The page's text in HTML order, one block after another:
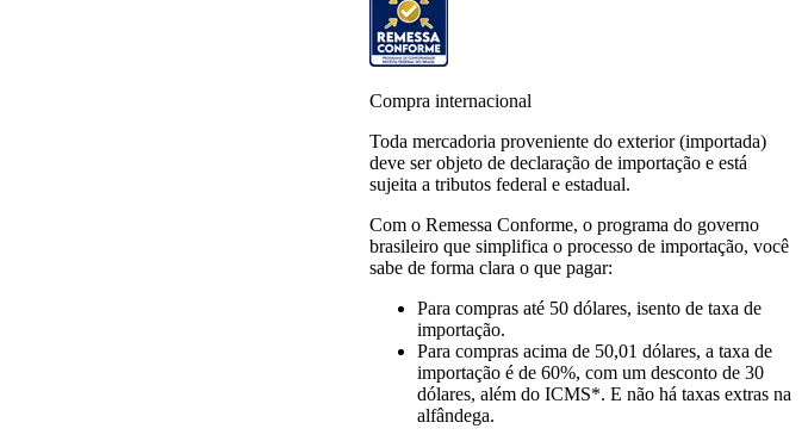
Compra internacional
Toda mercadoria proveniente do exterior (importada)
deve ser objeto de declaração de importação e está
sujeita a tributos federal e estadual.
Com o Remessa Conforme, o programa do governo
brasileiro que simplifica o processo de importação, você
sabe de forma clara o que pagar:
Para compras até 50 dólares, isento de taxa de
importação.
Para compras acima de 50,01 dólares, a taxa de
importação é de 60%, com um desconto de 30
dólares, além do ICMS*. E não há taxas extras na
alfândega.